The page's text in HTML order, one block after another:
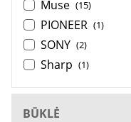
Muse (15)
PIONEER (1)
SONY (2)
Sharp (1)
BŪKLĖ